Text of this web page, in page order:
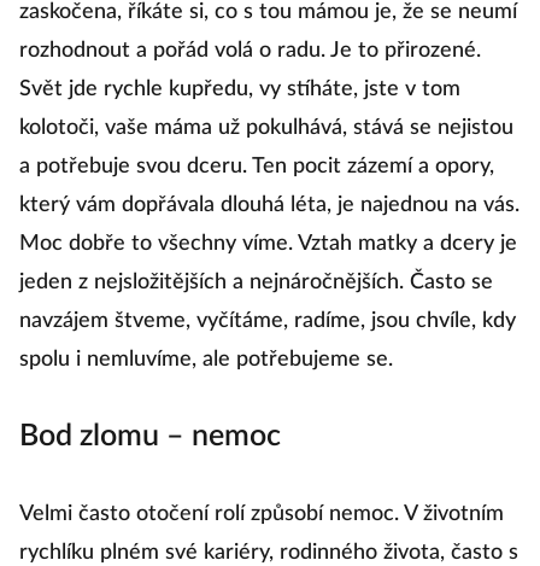
zaskočena, říkáte si, co s tou mámou je, že se neumí
rozhodnout a pořád volá o radu. Je to přirozené.
Svět jde rychle kupředu, vy stíháte, jste v tom
kolotoči, vaše máma už pokulhává, stává se nejistou
a potřebuje svou dceru. Ten pocit zázemí a opory,
který vám dopřávala dlouhá léta, je najednou na vás.
Moc dobře to všechny víme. Vztah matky a dcery je
jeden z nejsložitějších a nejnáročnějších. Často se
navzájem štveme, vyčítáme, radíme, jsou chvíle, kdy
spolu i nemluvíme, ale potřebujeme se.
Bod zlomu – nemoc
Velmi často otočení rolí způsobí nemoc. V životním
rychlíku plném své kariéry, rodinného života, často s